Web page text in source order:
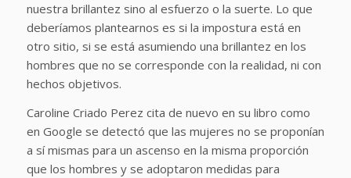
nuestra brillantez sino al esfuerzo o la suerte. Lo que
deberíamos plantearnos es si la impostura está en
otro sitio, si se está asumiendo una brillantez en los
hombres que no se corresponde con la realidad, ni con
hechos objetivos.
Caroline Criado Perez cita de nuevo en su libro como
en Google se detectó que las mujeres no se proponían
a sí mismas para un ascenso en la misma proporción
que los hombres y se adoptaron medidas para